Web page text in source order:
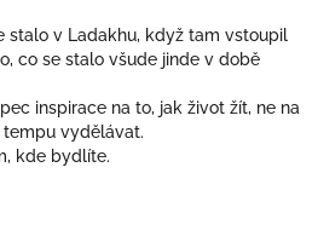
stalo v Ladakhu, když tam vstoupil
co se stalo všude jinde v době
inspirace na to, jak život žít, ne na
tempu vydělávat.
kde bydlíte.